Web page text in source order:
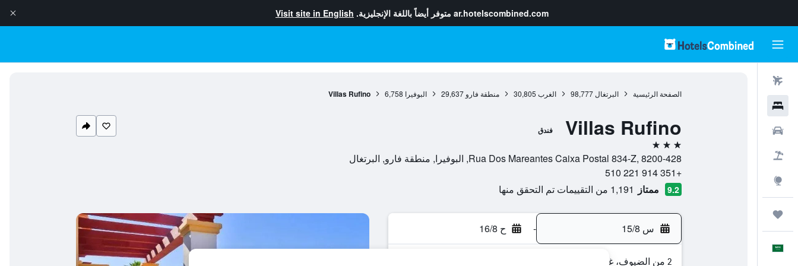
ar.hotelscombined.com متوفر أيضاً باللغة الإنجليزية. Visit site in English
الصفحة الرئيسية البرتغال 98,777 الغرب 30,805 منطقة فارو 29,637 البوفيرا 6,758
Villas Rufino
Villas Rufino فندق
3 نجوم
Rua Dos Mareantes Caixa Postal 834-Z, 8200-428, البوفيرا, منطقة فارو, البرتغال
+351 914 221 510
9.2 ممتاز 1,191 من التقييمات تم التحقق منها
س 15/8 - ح 16/8
2 من الضيوف، غرفة واحدة